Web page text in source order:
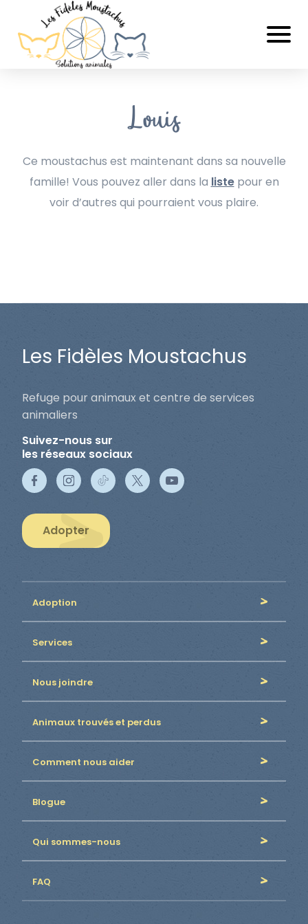
Louis
Ce moustachus est maintenant dans sa nouvelle
famille! Vous pouvez aller dans la listepour en
voir d’autres qui pourraient vous plaire.
Les Fidèles Moustachus
Refuge pour animaux et centre de services
animaliers
Suivez-nous sur
les réseaux sociaux
Adopter
Adoption
Services
Nous joindre
Animaux trouvés et perdus
Comment nous aider
Blogue
Qui sommes-nous
FAQ